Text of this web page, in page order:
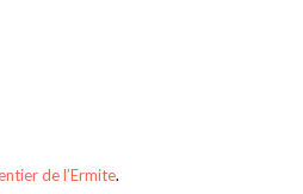
de l’Ermite.